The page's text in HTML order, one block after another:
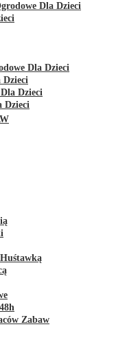
Dla Dzieci
Dla Dzieci
Dzieci
Dzieci
Dzieci
Zabaw